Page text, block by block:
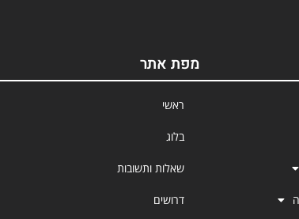
מפת אתר
ראשי
בלוג
שאלות ותשובות
דרושים